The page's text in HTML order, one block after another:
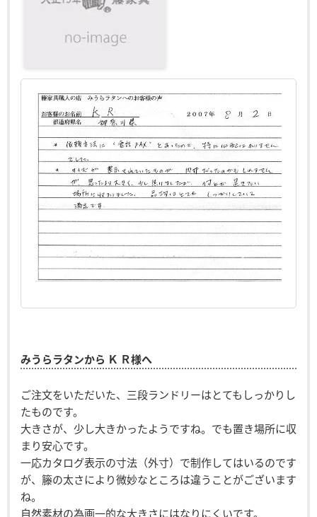
みうらラタンから Ｋ Ｒ様へ
ご注文をいただいた、三段ランドリーはとてもしっかりし
たものです。
大きさが、少し大きかったようですね。でも置き場所に収
まり安心です。
一応カタログ表示の寸法（外寸）で制作してはいるのです
が、籐の太さにより微妙なところは違うことがございます
ね。
自然素材の為画一的な大きさにはなりにくいです。